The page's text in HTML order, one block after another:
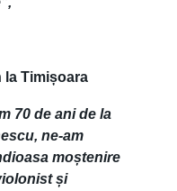
la Timișoara
70 de ani de la
ne-am
moștenire
și